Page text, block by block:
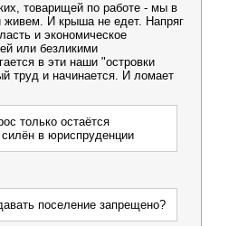
товарищей по работе - мы в
живем. И крыша не едет. Напряг
и экономическое
или безликими
в эти наши "островки
труд и начинается. И ломает
только остаётся
в юриспруденции
поселение запрещено?